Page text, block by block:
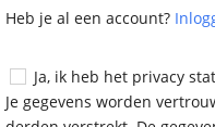
Heb je al een account?
Ja, ik heb het privacy
Je gegevens worden